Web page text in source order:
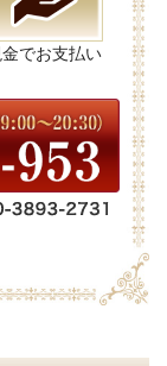
でお支払い